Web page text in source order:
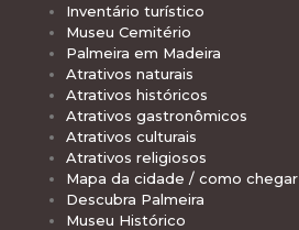
Inventário turístico
Museu Cemitério
Palmeira em Madeira
Atrativos naturais
Atrativos históricos
Atrativos gastronômicos
Atrativos culturais
Atrativos religiosos
Mapa da cidade / como chegar
Descubra Palmeira
Museu Histórico